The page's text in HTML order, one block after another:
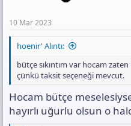
10 Mar 2023
hoenir' Alıntı:
bütçe sıkıntım var hocam
çünkü taksit seçeneği mevcut.
Hocam bütçe
hayırlı uğurlu olsun o